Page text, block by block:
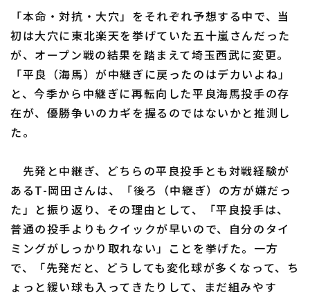
利用規約 プライバシーポリシー
運営会社（別ウィンドウで開く） よくある質問
「本命・対抗・大穴」をそれぞれ予想する中で、当
初は大穴に東北楽天を挙げていた五十嵐さんだった
が、オープン戦の結果を踏まえて埼玉西武に変更。
「平良（海馬）が中継ぎに戻ったのはデカいよね」
と、今季から中継ぎに再転向した平良海馬投手の存
在が、優勝争いのカギを握るのではないかと推測し
た。
先発と中継ぎ、どちらの平良投手とも対戦経験が
あるT-岡田さんは、「後ろ（中継ぎ）の方が嫌だっ
た」と振り返り、その理由として、「平良投手は、
普通の投手よりもクイックが早いので、自分のタイ
ミングがしっかり取れない」ことを挙げた。一方
で、「先発だと、どうしても変化球が多くなって、ち
ょっと緩い球も入ってきたりして、まだ組みやす